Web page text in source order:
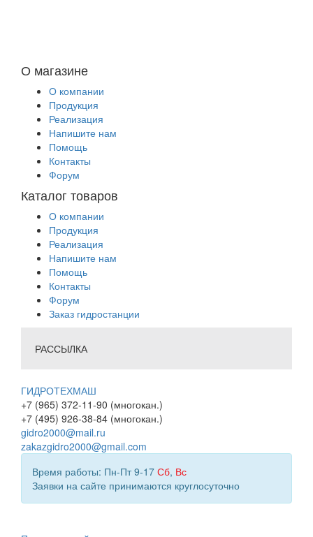
О магазине
О компании
Продукция
Реализация
Напишите нам
Помощь
Контакты
Форум
Каталог товаров
О компании
Продукция
Реализация
Напишите нам
Помощь
Контакты
Форум
Заказ гидростанции
РАССЫЛКА
ГИДРОТЕХМАШ
+7 (965) 372-11-90 (многокан.)
+7 (495) 926-38-84 (многокан.)
gidro2000@mail.ru
zakazgidro2000@gmail.com
Время работы: Пн-Пт 9-17 Сб, Вс
Заявки на сайте принимаются круглосуточно